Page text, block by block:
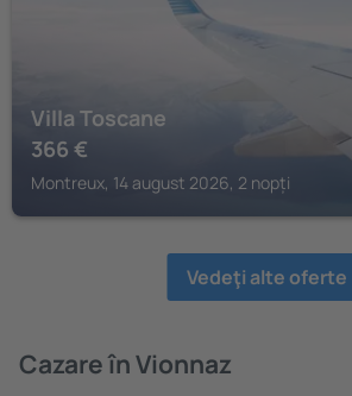
Villa Toscane
366 €
Montreux, 14 august 2026, 2 nopți
Vedeţi alte oferte
Cazare în Vionnaz